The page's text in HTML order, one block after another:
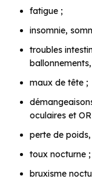
fatigue ;
insomnie,
troubles
maux de tête ;
oculaires et
perte de
toux nocturne ;
bruxisme